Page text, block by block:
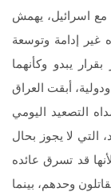
مع اسرائيل، يهمش
غير إدامة وتوسعة
بقرار يبدو وكأنهما
أبقت العراق
التصعيد اليومي
التي لا يجوز بحال
قد تسرق عائده
وحدهم، بينما